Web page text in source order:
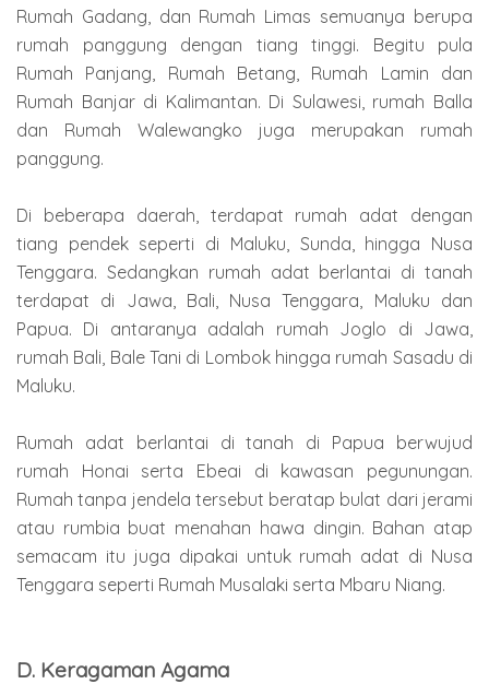
Rumah Gadang, dan Rumah Limas semuanya berupa
rumah panggung dengan tiang tinggi. Begitu pula
Rumah Panjang, Rumah Betang, Rumah Lamin dan
Rumah Banjar di Kalimantan. Di Sulawesi, rumah Balla
dan Rumah Walewangko juga merupakan rumah
panggung.
Di beberapa daerah, terdapat rumah adat dengan
tiang pendek seperti di Maluku, Sunda, hingga Nusa
Tenggara. Sedangkan rumah adat berlantai di tanah
terdapat di Jawa, Bali, Nusa Tenggara, Maluku dan
Papua. Di antaranya adalah rumah Joglo di Jawa,
rumah Bali, Bale Tani di Lombok hingga rumah Sasadu di
Maluku.
Rumah adat berlantai di tanah di Papua berwujud
rumah Honai serta Ebeai di kawasan pegunungan.
Rumah tanpa jendela tersebut beratap bulat dari jerami
atau rumbia buat menahan hawa dingin. Bahan atap
semacam itu juga dipakai untuk rumah adat di Nusa
Tenggara seperti Rumah Musalaki serta Mbaru Niang.
D. Keragaman Agama